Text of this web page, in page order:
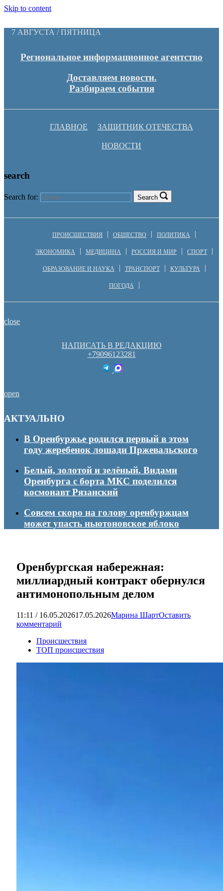
Skip to content
7 АВГУСТА / ПЯТНИЦА
Региональное информационное агентство
Доставляем новости.
Разбираем события
ГЛАВНОЕ ЗАЩИТНИК ОТЕЧЕСТВА
НОВОСТИ
search
Search for: Search
ПРОИСШЕСТВИЯ ОБЩЕСТВО ПОЛИТИКА
ЭКОНОМИКА МЕДИЦИНА РОССИЯ И МИР СПОРТ
ОБРАЗОВАНИЕ И НАУКА ТРАНСПОРТ КУЛЬТУРА
ПОГОДА
close
НАПИСАТЬ В РЕДАКЦИЮ
+79096123281
open
АКТУАЛЬНО
В Оренбуржье родился первый в этом
году жеребенок лошади Пржевальского
Белый, золотой и зелёный. Видами
Оренбурга с борта МКС поделился
космонавт Рязанский
Совсем скоро на голову оренбуржцам
может упасть ньютоновское яблоко
Оренбургская набережная:
миллиардный контракт обернулся
антимонопольным делом
11:11 / 16.05.202617.05.2026Марина ШартОставить
комментарий
Происшествия
ТОП происшествия